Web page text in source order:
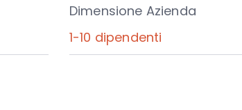
Dimensione Azienda
1-10 dipendenti